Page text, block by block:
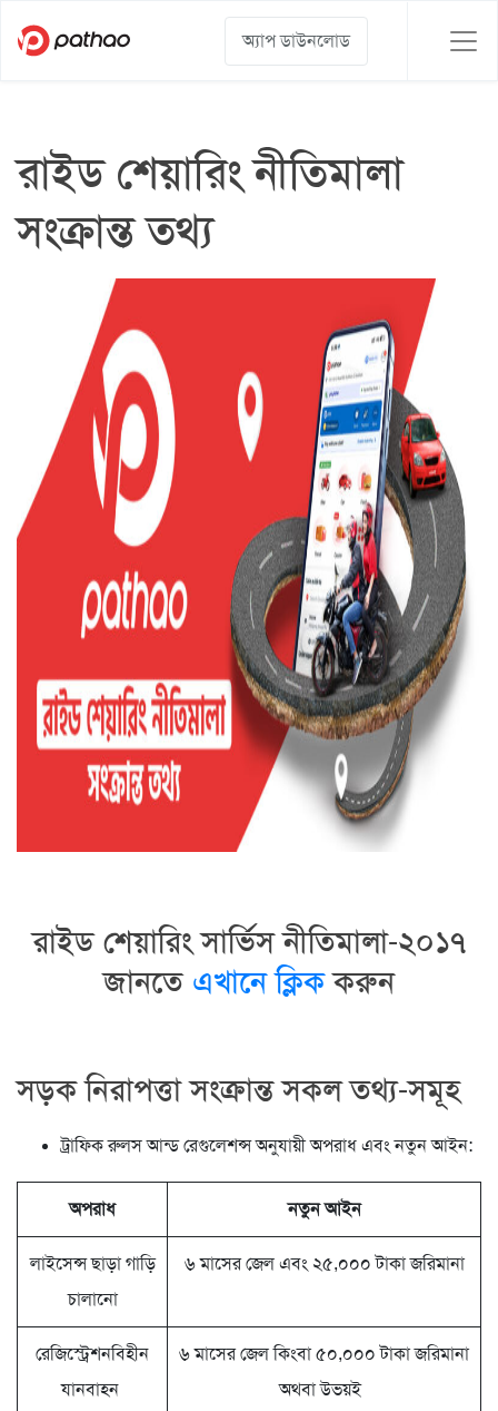
অ্যাপ ডাউনলোড
রাইড শেয়ারিং নীতিমালা
সংক্রান্ত তথ্য
রাইড শেয়ারিং সার্ভিস নীতিমালা-২০১৭
জানতে এখানে ক্লিককরুন
সড়ক নিরাপত্তা সংক্রান্ত সকল তথ্য-সমূহ
ট্রাফিক রুলস আন্ড রেগুলেশন্স অনুযায়ী অপরাধ এবং নতুন আইন:
অপরাধ নতুন আইন
লাইসেন্স ছাড়া গাড়ি
চালানো
৬ মাসের জেল এবং ২৫,০০০ টাকা জরিমানা
রেজিস্ট্রেশনবিহীন
যানবাহন
৬ মাসের জেল কিংবা ৫০,০০০ টাকা জরিমানা
অথবা উভয়ই